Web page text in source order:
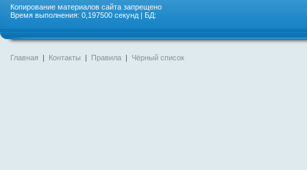
Копирование материалов сайта запрещено
Время выполнения: 0,197500 секунд | БД:
Главная | Контакты | Правила | Чёрный список